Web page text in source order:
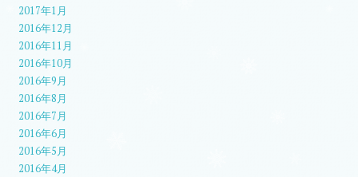
2017年1月
2016年12月
2016年11月
2016年10月
2016年9月
2016年8月
2016年7月
2016年6月
2016年5月
2016年4月